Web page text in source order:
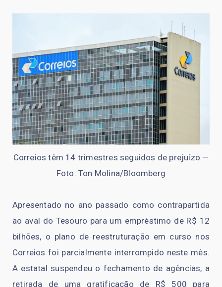
Correios têm 14 trimestres seguidos de prejuízo —
Foto: Ton Molina/Bloomberg
Apresentado no ano passado como contrapartida
ao aval do Tesouro para um empréstimo de R$ 12
bilhões, o plano de reestruturação em curso nos
Correios foi parcialmente interrompido neste mês.
A estatal suspendeu o fechamento de agências, a
retirada de uma gratificação de R$ 500 para